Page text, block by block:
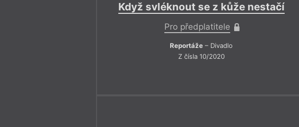
Když svléknout se z kůže nestačí
Pro předplatitele
Reportáže – Divadlo
Z čísla 10/2020